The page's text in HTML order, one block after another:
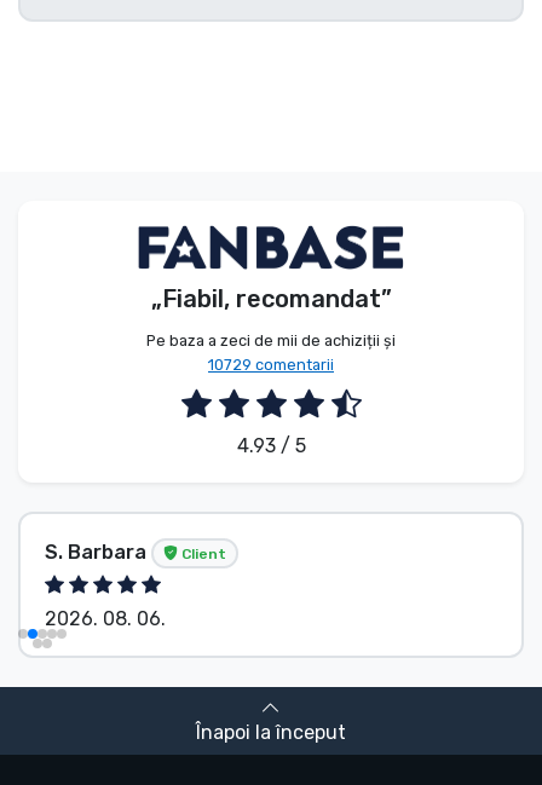
„Fiabil, recomandat”
Pe baza a zeci de mii de achiziții și
10729 comentarii
4.93 / 5
S. Barbara Client
2026. 08. 06.
Înapoi la început
Tipuri de produse